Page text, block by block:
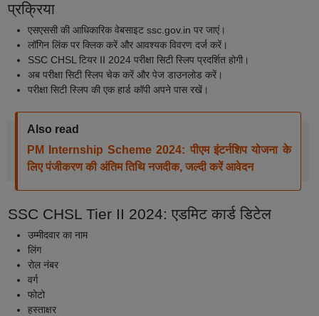
प्रक्रिया
एसएससी की आधिकारिक वेबसाइट ssc.gov.in पर जाएं।
लॉगिन लिंक पर क्लिक करें और आवश्यक विवरण दर्ज करें।
SSC CHSL टियर II 2024 परीक्षा सिटी स्लिप प्रदर्शित होगी।
अब परीक्षा सिटी स्लिप चेक करें और पेज डाउनलोड करें।
परीक्षा सिटी स्लिप की एक हार्ड कॉपी अपने पास रखें।
Also read
PM Internship Scheme 2024: पीएम इंटर्नशिप योजना के
लिए पंजीकरण की अंतिम तिथि नजदीक, जल्दी करें आवेदन
SSC CHSL Tier II 2024: एडमिट कार्ड डिटेल
उम्मीदवार का नाम
लिंग
रोल नंबर
वर्ग
फोटो
हस्ताक्षर